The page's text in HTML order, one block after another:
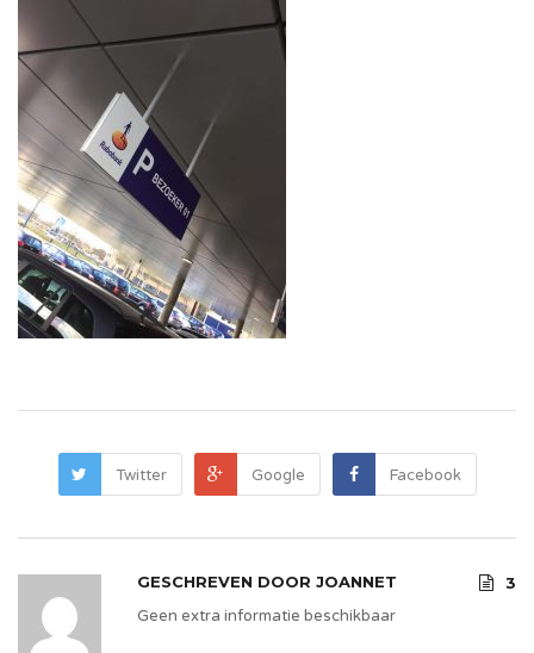
Twitter Google Facebook
GESCHREVEN DOOR JOANNET
3
Geen extra informatie beschikbaar